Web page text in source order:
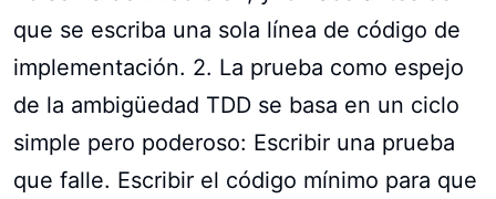
que se escriba una sola línea de código de
implementación. 2. La prueba como espejo
de la ambigüedad TDD se basa en un ciclo
simple pero poderoso: Escribir una prueba
que falle. Escribir el código mínimo para que